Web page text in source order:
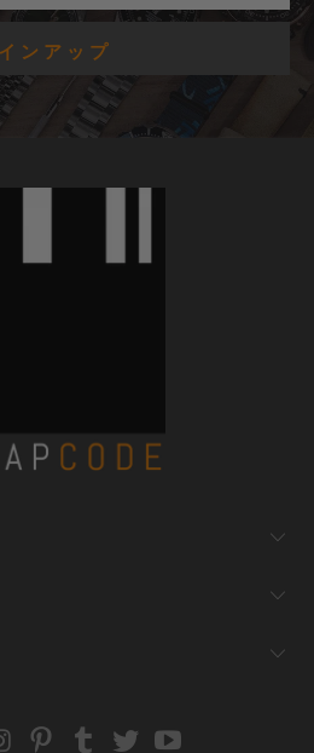
Strapcode
Strapcode
Strapcode
Strapcode